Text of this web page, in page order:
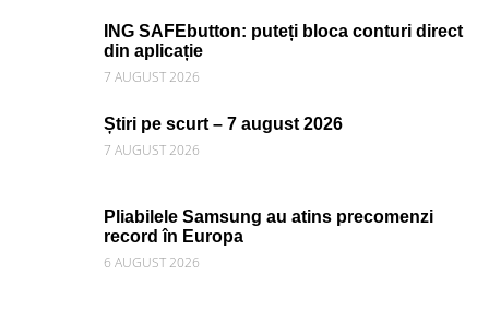
ING SAFEbutton: puteți bloca conturi direct
din aplicație
7 AUGUST 2026
Știri pe scurt – 7 august 2026
7 AUGUST 2026
Pliabilele Samsung au atins precomenzi
record în Europa
6 AUGUST 2026